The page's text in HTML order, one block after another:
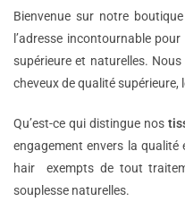
Bienvenue sur notre
l’adresse incontournable
supérieure et naturelles.
cheveux de qualité supérieure,
Qu’est-ce qui distingue nos
engagement envers la
hair exempts de tout
souplesse naturelles.